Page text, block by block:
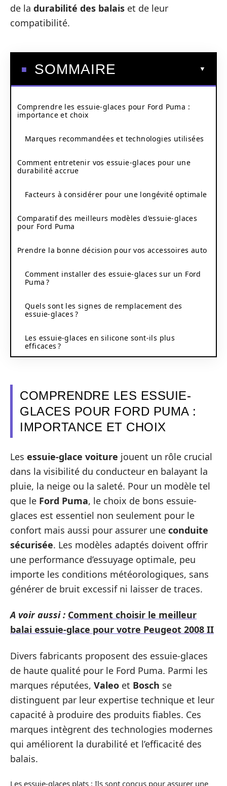
de la durabilité des balais et de leur
compatibilité.
SOMMAIRE
Comprendre les essuie-glaces pour Ford Puma :
importance et choix
Marques recommandées et technologies utilisées
Comment entretenir vos essuie-glaces pour une
durabilité accrue
Facteurs à considérer pour une longévité optimale
Comparatif des meilleurs modèles d’essuie-glaces
pour Ford Puma
Prendre la bonne décision pour vos accessoires auto
Comment installer des essuie-glaces sur un Ford
Puma ?
Quels sont les signes de remplacement des
essuie-glaces ?
Les essuie-glaces en silicone sont-ils plus
efficaces ?
COMPRENDRE LES ESSUIE-
GLACES POUR FORD PUMA :
IMPORTANCE ET CHOIX
Les essuie-glace voiture jouent un rôle crucial
dans la visibilité du conducteur en balayant la
pluie, la neige ou la saleté. Pour un modèle tel
que le Ford Puma, le choix de bons essuie-
glaces est essentiel non seulement pour le
confort mais aussi pour assurer une conduite
sécurisée. Les modèles adaptés doivent offrir
une performance d’essuyage optimale, peu
importe les conditions météorologiques, sans
générer de bruit excessif ni laisser de traces.
A voir aussi : Comment choisir le meilleur
balai essuie-glace pour votre Peugeot 2008 II
Divers fabricants proposent des essuie-glaces
de haute qualité pour le Ford Puma. Parmi les
marques réputées, Valeo et Bosch se
distinguent par leur expertise technique et leur
capacité à produire des produits fiables. Ces
marques intègrent des technologies modernes
qui améliorent la durabilité et l’efficacité des
balais.
Les essuie-glaces plats : Ils sont conçus pour assurer une